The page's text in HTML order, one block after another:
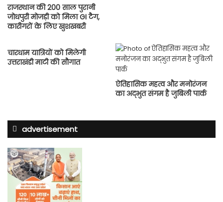
राजस्थान की 200 साल पुरानी
जोधपुरी मोजड़ी को मिला GI टैग,
कारीगरों के लिए खुशखबरी
चारधाम यात्रियों को मिलेगी
उत्तराखंडी माटी की सौगात
ऐतिहासिक महत्व और मनोरंजन
का अद्भुत संगम है जुबिली पार्क
advertisement